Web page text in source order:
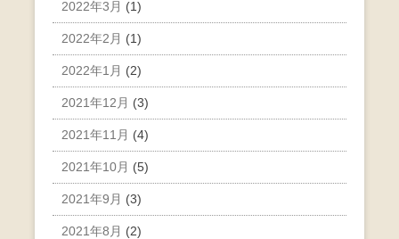
2022年3月 (1)
2022年2月 (1)
2022年1月 (2)
2021年12月 (3)
2021年11月 (4)
2021年10月 (5)
2021年9月 (3)
2021年8月 (2)